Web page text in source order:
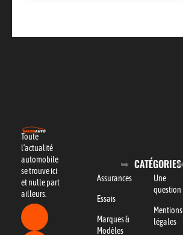
Toute
l’actualité
automobile
se trouve ici
et nulle part
ailleurs.
CATÉGORIES
Assurances
Essais
Marques &
Modèles
Une
question
Mentions
légales